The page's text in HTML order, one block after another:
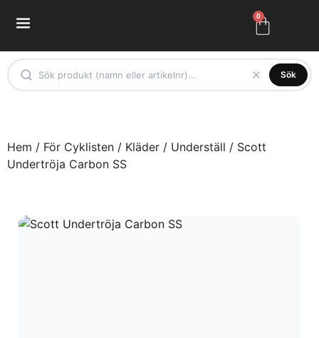
0
Sök
Hem / För Cyklisten / Kläder / Underställ / Scott
Undertröja Carbon SS